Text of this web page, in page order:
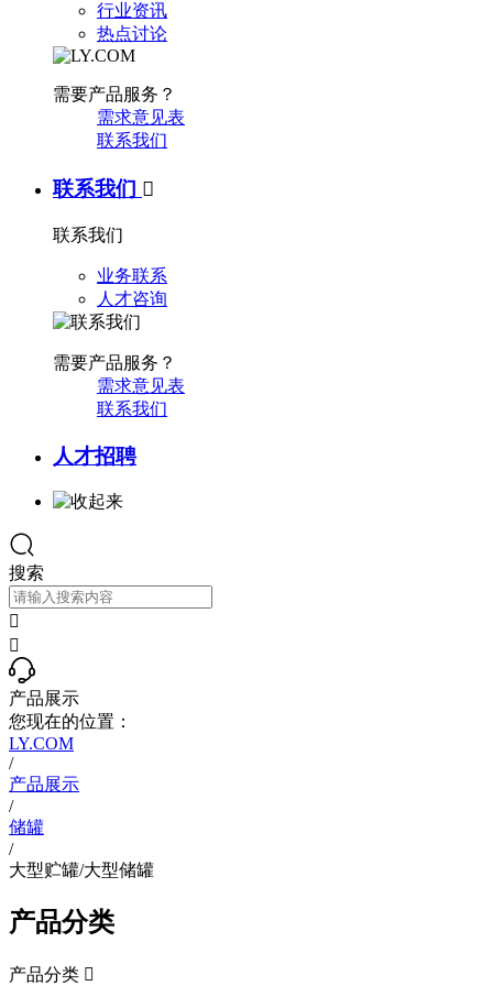
行业资讯
热点讨论
需要产品服务？
需求意见表
联系我们
联系我们 
联系我们
业务联系
人才咨询
需要产品服务？
需求意见表
联系我们
人才招聘
搜索


产品展示
您现在的位置：
LY.COM
/
产品展示
/
储罐
/
大型贮罐/大型储罐
产品分类
产品分类 